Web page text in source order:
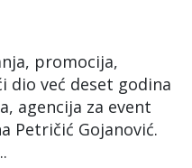
promocija,
dio već deset godina
agencija za event
Petričić Gojanović.